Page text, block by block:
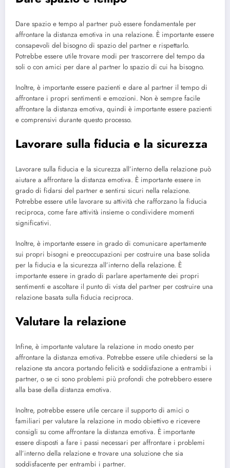
Dare spazio e tempo al partner può essere fondamentale per
affrontare la distanza emotiva in una relazione. È importante essere
consapevoli del bisogno di spazio del partner e rispettarlo.
Potrebbe essere utile trovare modi per trascorrere del tempo da
soli o con amici per dare al partner lo spazio di cui ha bisogno.
Inoltre, è importante essere pazienti e dare al partner il tempo di
affrontare i propri sentimenti e emozioni. Non è sempre facile
affrontare la distanza emotiva, quindi è importante essere pazienti
e comprensivi durante questo processo.
Lavorare sulla fiducia e la sicurezza
Lavorare sulla fiducia e la sicurezza all’interno della relazione può
aiutare a affrontare la distanza emotiva. È importante essere in
grado di fidarsi del partner e sentirsi sicuri nella relazione.
Potrebbe essere utile lavorare su attività che rafforzano la fiducia
reciproca, come fare attività insieme o condividere momenti
significativi.
Inoltre, è importante essere in grado di comunicare apertamente
sui propri bisogni e preoccupazioni per costruire una base solida
per la fiducia e la sicurezza all’interno della relazione. È
importante essere in grado di parlare apertamente dei propri
sentimenti e ascoltare il punto di vista del partner per costruire una
relazione basata sulla fiducia reciproca.
Valutare la relazione
Infine, è importante valutare la relazione in modo onesto per
affrontare la distanza emotiva. Potrebbe essere utile chiedersi se la
relazione sta ancora portando felicità e soddisfazione a entrambi i
partner, o se ci sono problemi più profondi che potrebbero essere
alla base della distanza emotiva.
Inoltre, potrebbe essere utile cercare il supporto di amici o
familiari per valutare la relazione in modo obiettivo e ricevere
consigli su come affrontare la distanza emotiva. È importante
essere disposti a fare i passi necessari per affrontare i problemi
all’interno della relazione e trovare una soluzione che sia
soddisfacente per entrambi i partner.